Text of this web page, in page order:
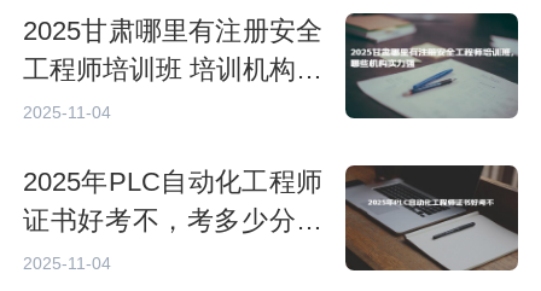
2025甘肃哪里有注册安全
工程师培训班 培训机构及
课程介绍
2025-11-04
2025年PLC自动化工程师
证书好考不，考多少分过
关
2025-11-04